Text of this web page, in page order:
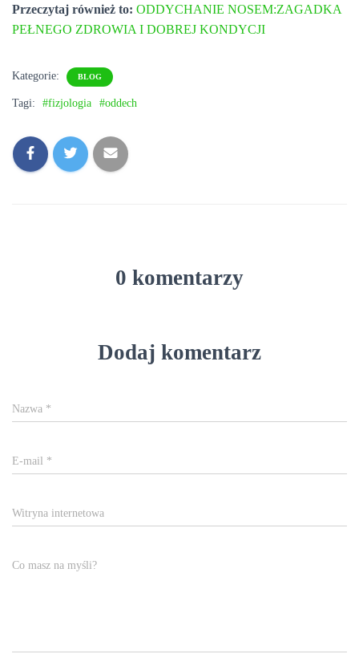
Przeczytaj również to: ODDYCHANIE NOSEM:ZAGADKA
PEŁNEGO ZDROWIA I DOBREJ KONDYCJI
Kategorie: BLOG
Tagi: #fizjologia #oddech
0 komentarzy
Dodaj komentarz
Nazwa *
E-mail *
Witryna internetowa
Co masz na myśli?